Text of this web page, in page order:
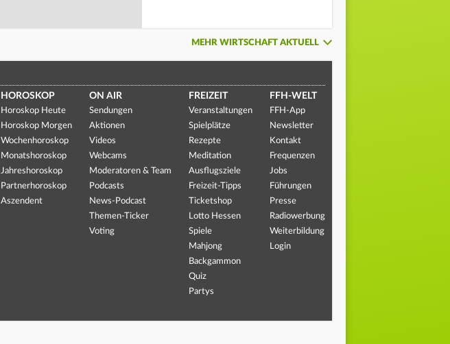
MEHR WIRTSCHAFT AKTUELL
HOROSKOP
Horoskop Heute
Horoskop Morgen
Wochenhoroskop
Monatshoroskop
Jahreshoroskop
Partnerhoroskop
Aszendent
ON AIR
Sendungen
Aktionen
Videos
Webcams
Moderatoren & Team
Podcasts
News-Podcast
Themen-Ticker
Voting
FREIZEIT
Veranstaltungen
Spielplätze
Rezepte
Meditation
Ausflugsziele
Freizeit-Tipps
Ticketshop
Lotto Hessen
Spiele
Mahjong
Backgammon
Quiz
Partys
FFH-WELT
FFH-App
Newsletter
Kontakt
Frequenzen
Jobs
Führungen
Presse
Radiowerbung
Weiterbildung
Login